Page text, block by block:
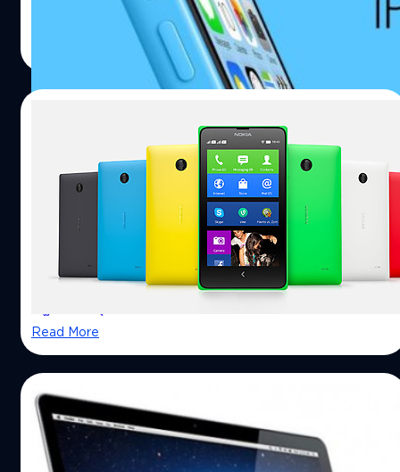
ตัวแทนจำหน่าย| 4535 days ago
เตรียมควักกระเป๋า! Nokia X เปิดราคาขายใน
ไทยแล้ว
ในที่สุด Nokia X สมาร์ทโฟนแอนดรอยด์รุ่นแรกจากโนเกีย
ก็ได้ฤกษ์เปิดราคาขายอย่างเป็นทางการในประเทศไทย
แล้ว โดยทีมงาน Mobiledista ได้รับข้อมูลว่า ราคา Nokia X
จะอยู่ที่ 3,990 บาทจะเริ่มวางจำหน่ายวันที่ 14 มีนาคมนี้ทั่ว
Read More
07/03/2014
โละเหมาเข่ง! แอปเปิ้ลเตรียมเลิกผลิต iPad2 –
MacBook Pro รุ่นเก่าแล้ว